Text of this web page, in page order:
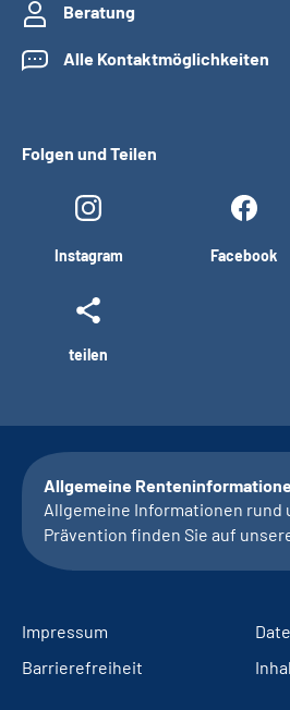
Beratung
Alle Kontaktmöglichkeiten
Folgen und Teilen
Instagram Facebook
teilen
Allgemeine
Allgemeine Informationen rund
Prävention finden Sie auf
Impressum
Barrierefreiheit